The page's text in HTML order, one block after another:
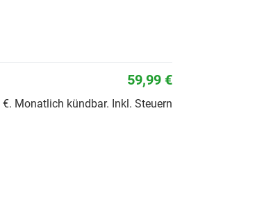
59,99 €
Monatlich kündbar. Inkl. Steuern